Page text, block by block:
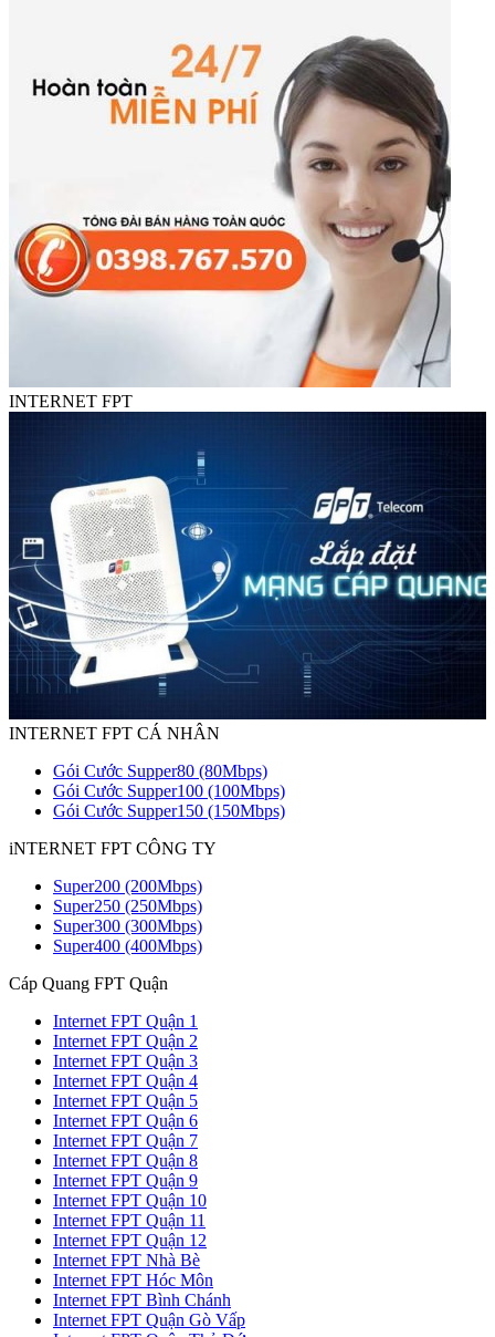
INTERNET FPT
INTERNET FPT CÁ NHÂN
Gói Cước Supper80 (80Mbps)
Gói Cước Supper100 (100Mbps)
Gói Cước Supper150 (150Mbps)
iNTERNET FPT CÔNG TY
Super200 (200Mbps)
Super250 (250Mbps)
Super300 (300Mbps)
Super400 (400Mbps)
Cáp Quang FPT Quận
Internet FPT Quận 1
Internet FPT Quận 2
Internet FPT Quận 3
Internet FPT Quận 4
Internet FPT Quận 5
Internet FPT Quận 6
Internet FPT Quận 7
Internet FPT Quận 8
Internet FPT Quận 9
Internet FPT Quận 10
Internet FPT Quận 11
Internet FPT Quận 12
Internet FPT Nhà Bè
Internet FPT Hóc Môn
Internet FPT Bình Chánh
Internet FPT Quận Gò Vấp